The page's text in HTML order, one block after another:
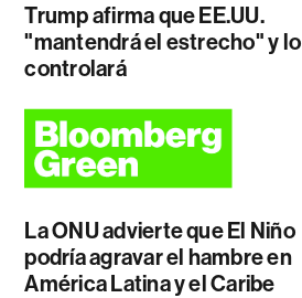
Trump afirma que EE.UU.
"mantendrá el estrecho" y lo
controlará
La ONU advierte que El Niño
podría agravar el hambre en
América Latina y el Caribe